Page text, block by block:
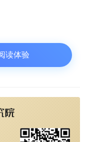
以上老年客户达到
老年客户管理
2020年，兴业银
读体验